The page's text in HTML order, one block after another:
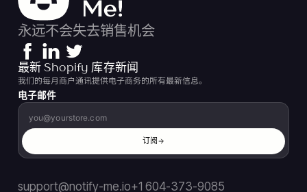
永远不会失去销售机会
最新 Shopify 库存新闻
我们的每月商户通讯提供电子商务的所有最新信息。
电子邮件
订阅
support@notify-me.io+1 604-373-9085